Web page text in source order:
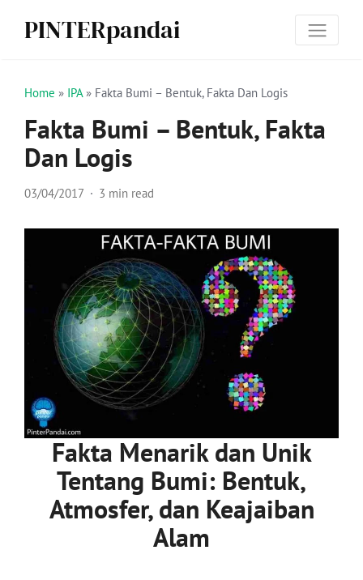
PINTERpandai
Home » IPA» Fakta Bumi – Bentuk, Fakta Dan Logis
Fakta Bumi – Bentuk, Fakta
Dan Logis
03/04/2017 3 min read
Fakta Menarik dan Unik
Tentang Bumi: Bentuk,
Atmosfer, dan Keajaiban
Alam